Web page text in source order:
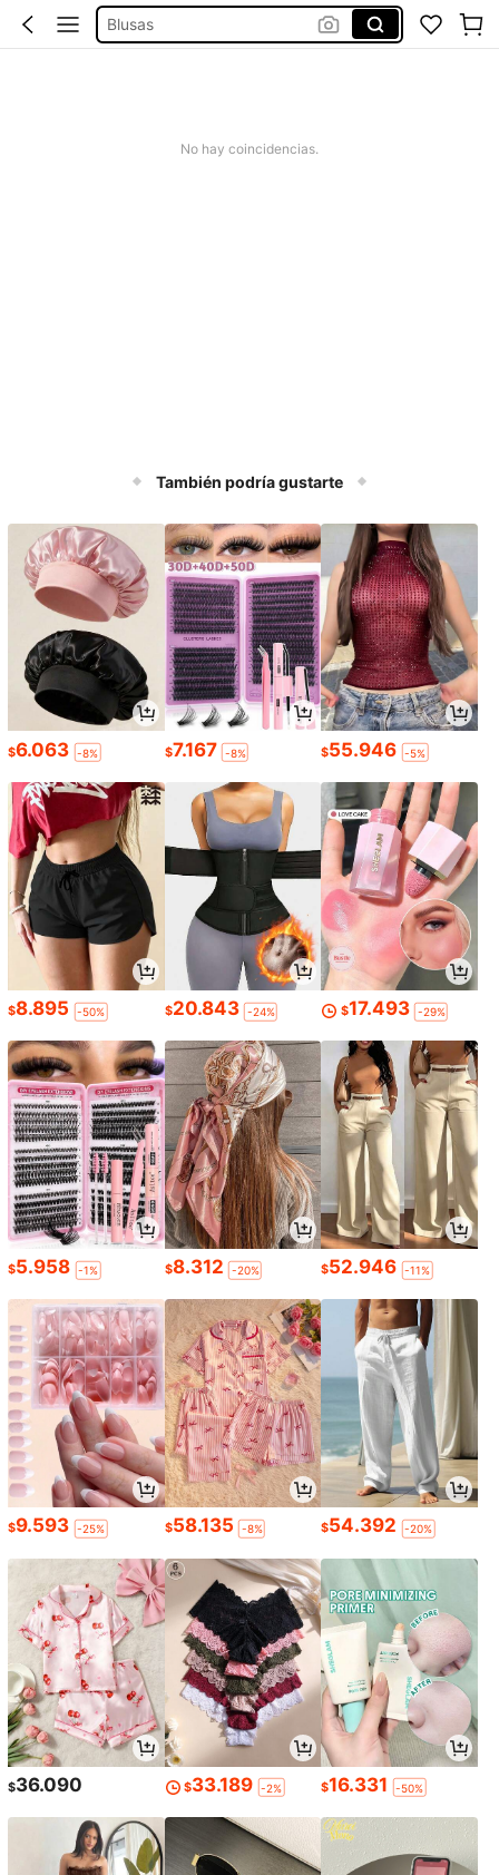
Blusas
No hay coincidencias.
También podría gustarte
$6.063 -8% $7.167 -8% $55.946 -5%
$8.895 -50% $20.843 -24% $17.493 -29%
$5.958 -1% $8.312 -20% $52.946 -11%
$9.593 -25% $58.135 -8% $54.392 -20%
$36.090 $33.189 -2% $16.331 -50%